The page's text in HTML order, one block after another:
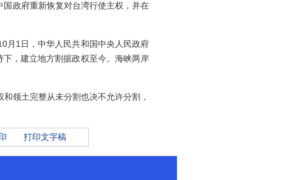
政府重新恢复对台湾行使主权，并在
1日，中华人民共和国中央人民政府
，建立地方割据政权至今。海峡两岸
领土完整从未分割也决不允许分割，
打印文字稿